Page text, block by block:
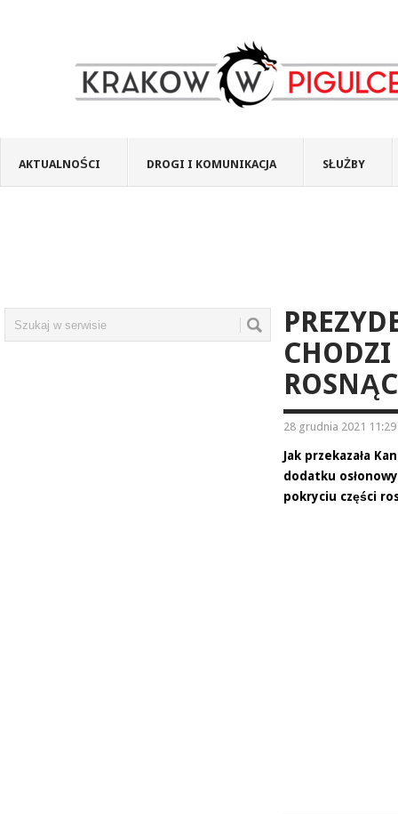
AKTUALNOŚCI DROGI I KOMUNIKACJA SŁUŻBY
CHODZI
28 grudnia 2021 11:29
Jak przekazała
dodatku
pokryciu części